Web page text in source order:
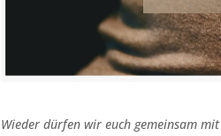
Wieder dürfen wir euch gemeinsam